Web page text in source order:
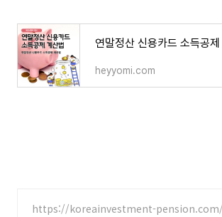
heyyomi.com
https://koreainvestment-pension.com/